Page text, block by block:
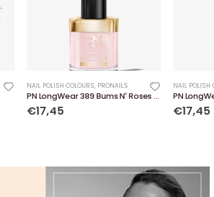
NAIL POLISH COLOURS, PRONAILS
PN LongWear 389 Bums N' Roses 10 ml
€17,45
NAIL POLISH
€17,45